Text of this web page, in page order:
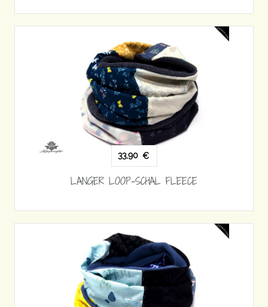
33,90 €
LANGER LOOP-SCHAL FLEECE